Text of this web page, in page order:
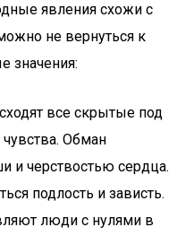
явления схожи с
не вернуться к
значения:
все скрытые под
Обман
и черствостью сердца.
подлость и зависть.
люди с нулями в